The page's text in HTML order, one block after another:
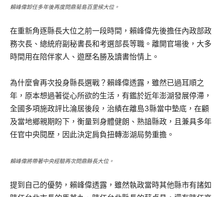
賴峰偉卸任多年後再度問鼎菊島百里候大位。
在重新角逐縣長大位之前一段時間，賴峰偉先後擔任內政部政
務次長、總統府副秘書長和考選部長等職。離開官場後，大多
時間用在陪伴家人、遊歷名勝及讀書怡情上。
為什麼會再次投身縣長選戰？賴峰偉透露，雖然已過耳順之
年，原本想過著從心所欲的生活，有鑑於近年澎湖發展停滯，
全國多項施政評比淪居後段，治績在離島3縣當中墊底，在顧
及當地鄉親期盼下，衡量到身體健朗、熟諳縣政，且兼具多年
任官中央閱歷，因此決定肩負扭轉澎湖局勢重擔。
賴峰偉將帶著中央經驗再次問鼎縣長大位。
提到自己的優勢，賴峰偉透露，雖然執政當時其他縣市有諸如